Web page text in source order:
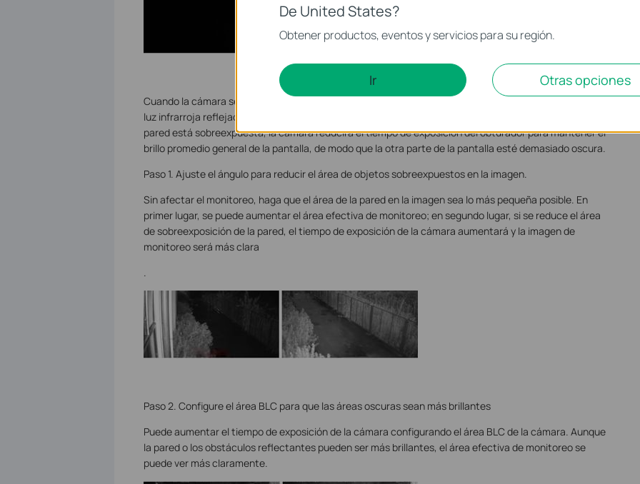
Cuando la cámara se instala al lado de una pared, si el ángulo es demasiado sesgado hacia la pared, la
luz infrarroja reflejada desde la pared será demasiado fuerte y la pared quedará sobreexpuesta. Si la
pared está sobreexpuesta, la cámara reducirá el tiempo de exposición del obturador para mantener el
brillo promedio general de la pantalla, de modo que la otra parte de la pantalla esté demasiado oscura.
Paso 1. Ajuste el ángulo para reducir el área de objetos sobreexpuestos en la imagen.
Sin afectar el monitoreo, haga que el área de la pared en la imagen sea lo más pequeña posible. En
primer lugar, se puede aumentar el área efectiva de monitoreo; en segundo lugar, si se reduce el área
de sobreexposición de la pared, el tiempo de exposición de la cámara aumentará y la imagen de
monitoreo será más clara
.
Paso 2. Configure el área BLC para que las áreas oscuras sean más brillantes
Puede aumentar el tiempo de exposición de la cámara configurando el área BLC de la cámara. Aunque
la pared o los obstáculos reflectantes pueden ser más brillantes, el área efectiva de monitoreo se
puede ver más claramente.
De United States?
Obtener productos, eventos y servicios para su región.
Ir Otras opciones